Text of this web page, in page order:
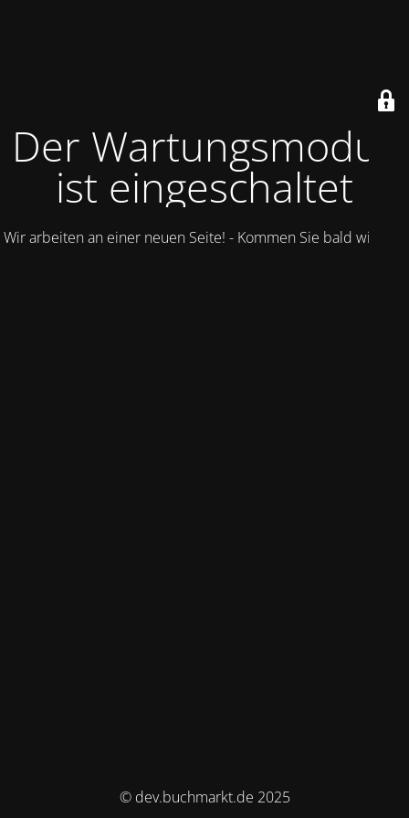
Der Wartungsmodus
ist eingeschaltet
Wir arbeiten an einer neuen Seite! - Kommen Sie bald wieder.
© dev.buchmarkt.de 2025